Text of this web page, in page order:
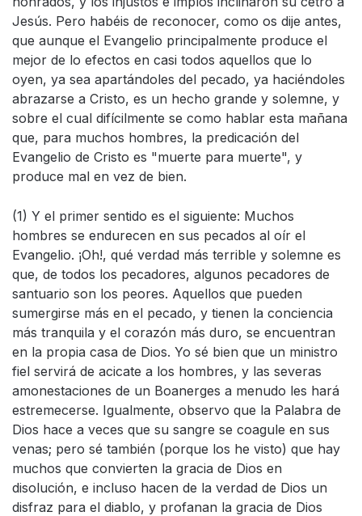
Jesús. Pero habéis de reconocer, como os dije antes,
que aunque el Evangelio principalmente produce el
mejor de lo efectos en casi todos aquellos que lo
oyen, ya sea apartándoles del pecado, ya haciéndoles
abrazarse a Cristo, es un hecho grande y solemne, y
sobre el cual difícilmente se como hablar esta mañana
que, para muchos hombres, la predicación del
Evangelio de Cristo es "muerte para muerte", y
produce mal en vez de bien.
(1) Y el primer sentido es el siguiente: Muchos
hombres se endurecen en sus pecados al oír el
Evangelio. ¡Oh!, qué verdad más terrible y solemne es
que, de todos los pecadores, algunos pecadores de
santuario son los peores. Aquellos que pueden
sumergirse más en el pecado, y tienen la conciencia
más tranquila y el corazón más duro, se encuentran
en la propia casa de Dios. Yo sé bien que un ministro
fiel servirá de acicate a los hombres, y las severas
amonestaciones de un Boanerges a menudo les hará
estremecerse. Igualmente, observo que la Palabra de
Dios hace a veces que su sangre se coagule en sus
venas; pero sé también (porque los he visto) que hay
muchos que convierten la gracia de Dios en
disolución, e incluso hacen de la verdad de Dios un
disfraz para el diablo, y profanan la gracia de Dios